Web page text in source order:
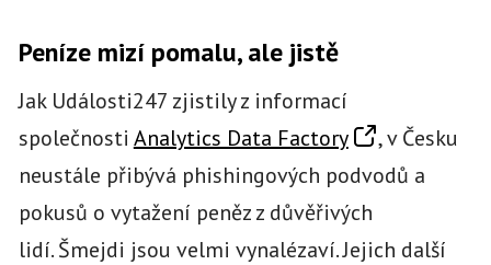
Peníze mizí pomalu, ale jistě
Jak Události247 zjistily z informací
společnosti Analytics Data Factory
, v Česku
neustále přibývá phishingových podvodů a
pokusů o vytažení peněz z důvěřivých
lidí. Šmejdi jsou velmi vynalézaví. Jejich další